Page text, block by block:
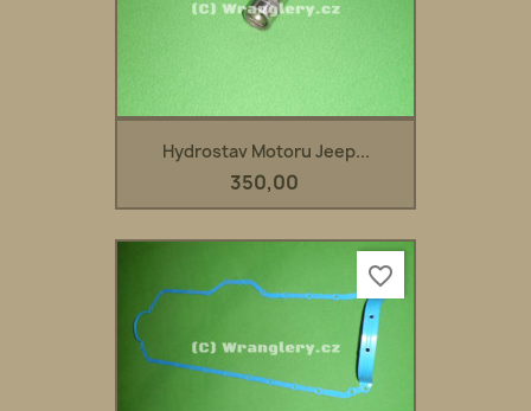
Hydrostav Motoru Jeep...
350,00
favorite_border